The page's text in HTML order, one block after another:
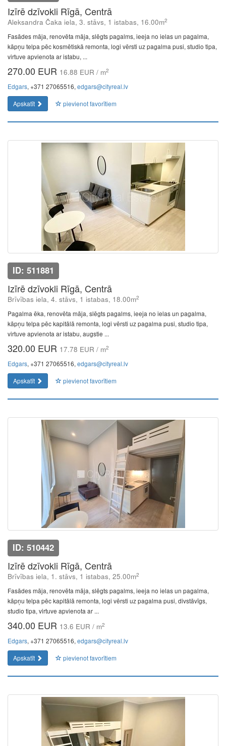
Izīrē dzīvokli Rīgā, Centrā
Aleksandra Čaka iela, 3. stāvs, 1 istabas, 16.00m2
Fasādes māja, renovēta māja, slēgts pagalms, ieeja no ielas un pagalma,
kāpņu telpa pēc kosmētiskā remonta, logi vērsti uz pagalma pusi, studio tipa,
virtuve apvienota ar istabu, ...
270.00 EUR 16.88 EUR / m2
Edgars, +371 27065516, edgars@cityreal.lv
Apskatīt
pievienot favorītiem
ID: 511881
Izīrē dzīvokli Rīgā, Centrā
Brīvības iela, 4. stāvs, 1 istabas, 18.00m2
Pagalma ēka, renovēta māja, slēgts pagalms, ieeja no ielas un pagalma,
kāpņu telpa pēc kapitālā remonta, logi vērsti uz pagalma pusi, studio tipa,
virtuve apvienota ar istabu, augstie ...
320.00 EUR 17.78 EUR / m2
Edgars, +371 27065516, edgars@cityreal.lv
Apskatīt
pievienot favorītiem
ID: 510442
Izīrē dzīvokli Rīgā, Centrā
Brīvības iela, 1. stāvs, 1 istabas, 25.00m2
Fasādes māja, renovēta māja, slēgts pagalms, ieeja no ielas un pagalma,
kāpņu telpa pēc kapitālā remonta, logi vērsti uz pagalma pusi, divstāvīgs,
studio tipa, virtuve apvienota ar ...
340.00 EUR 13.6 EUR / m2
Edgars, +371 27065516, edgars@cityreal.lv
Apskatīt
pievienot favorītiem